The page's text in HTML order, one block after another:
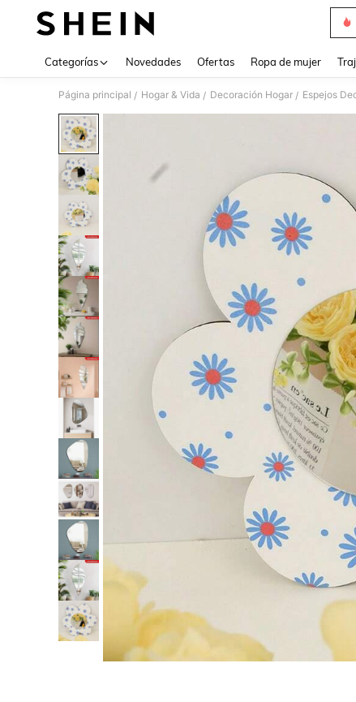
Categorías Novedades Ofertas Ropa de mujer
Página principal / Hogar & Vida / Decoración Hogar / Espejos